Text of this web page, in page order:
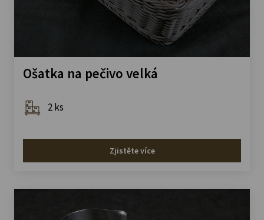
Ošatka na pečivo velká
2 ks
Zjistěte více